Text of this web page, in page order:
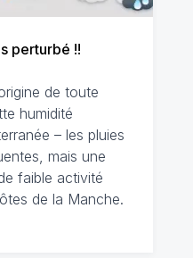
perturbé !!
de toute
humidité
– les pluies
mais une
faible activité
de la Manche.